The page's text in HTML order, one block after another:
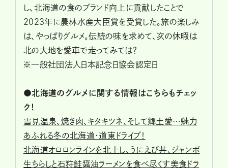
し、北海道の食のブランド向上に貢献したことで
2023年に農林水産大臣賞を受賞した。旅の楽しみ
は、やっぱりグルメ。伝統の味を求めて、次の休暇は
北の大地を愛車で走ってみては？
※一般社団法人日本記念日協会認定日
●北海道のグルメに関する情報はこちらもチェッ
ク！
雪見温泉、焼き肉、キタキツネ、そして郷土愛…魅力
あふれる冬の北海道・道東ドライブ！
北海道オロロンラインを北上し、うにえび丼、ジャンボ
生ちらしと石狩鮭醤油ラーメンを食べ尽くす美食ドラ